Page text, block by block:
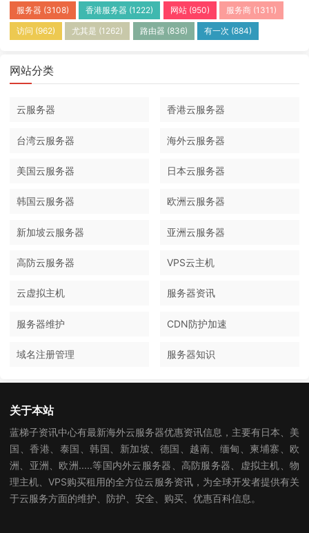
服务器 (3108) 香港服务器 (1222) 网站(950) 服务商(1311)
访问 (962) 尤其是 (1262) 路由器 (836) 有一次 (884)
网站分类
云服务器 香港云服务器
台湾云服务器 海外云服务器
美国云服务器 日本云服务器
韩国云服务器 欧洲云服务器
新加坡云服务器 亚洲云服务器
高防云服务器 VPS云主机
云虚拟主机 服务器资讯
服务器维护 CDN防护加速
域名注册管理 服务器知识
关于本站
蓝梯子资讯中心有最新海外云服务器优惠资讯信息，主要有日本、美
国、香港、泰国、韩国、新加坡、德国、越南、缅甸、柬埔寨、欧
洲、亚洲、欧洲.....等国内外云服务器、高防服务器、虚拟主机、物
理主机、VPS购买租用的全方位云服务资讯，为全球开发者提供有关
于云服务方面的维护、防护、安全、购买、优惠百科信息。